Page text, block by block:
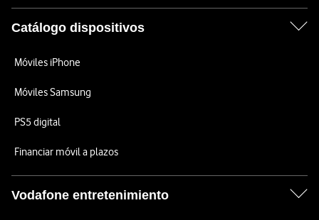
Catálogo dispositivos
Móviles iPhone
Móviles Samsung
PS5 digital
Financiar móvil a plazos
Vodafone entretenimiento